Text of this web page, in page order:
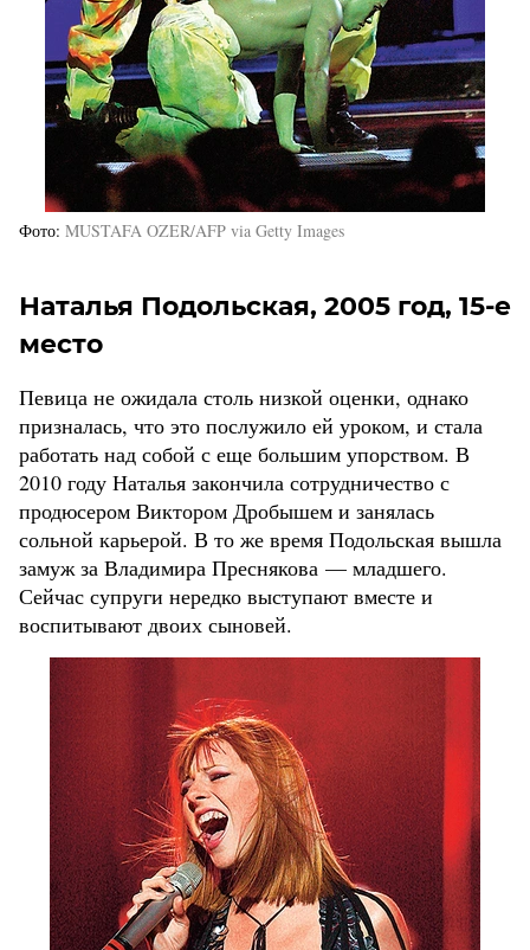
Фото MUSTAFA OZER/AFP via Getty Images
Наталья Подольская, 2005 год, 15-е
место
Певица не ожидала столь низкой оценки, однако
призналась, что это послужило ей уроком, и стала
работать над собой с еще большим упорством. В
2010 году Наталья закончила сотрудничество с
продюсером Виктором Дробышем и занялась
сольной карьерой. В то же время Подольская вышла
замуж за Владимира Преснякова — младшего.
Сейчас супруги нередко выступают вместе и
воспитывают двоих сыновей.